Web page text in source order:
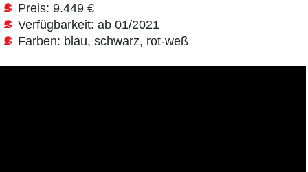
Preis: 9.449 €
Verfügbarkeit: ab 01/2021
Farben: blau, schwarz, rot-weß